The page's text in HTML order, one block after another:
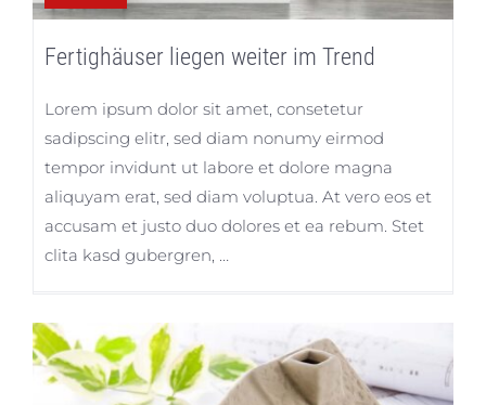
Fertighäuser liegen weiter im Trend
Lorem ipsum dolor sit amet, consetetur
sadipscing elitr, sed diam nonumy eirmod
tempor invidunt ut labore et dolore magna
aliquyam erat, sed diam voluptua. At vero eos et
accusam et justo duo dolores et ea rebum. Stet
clita kasd gubergren, …